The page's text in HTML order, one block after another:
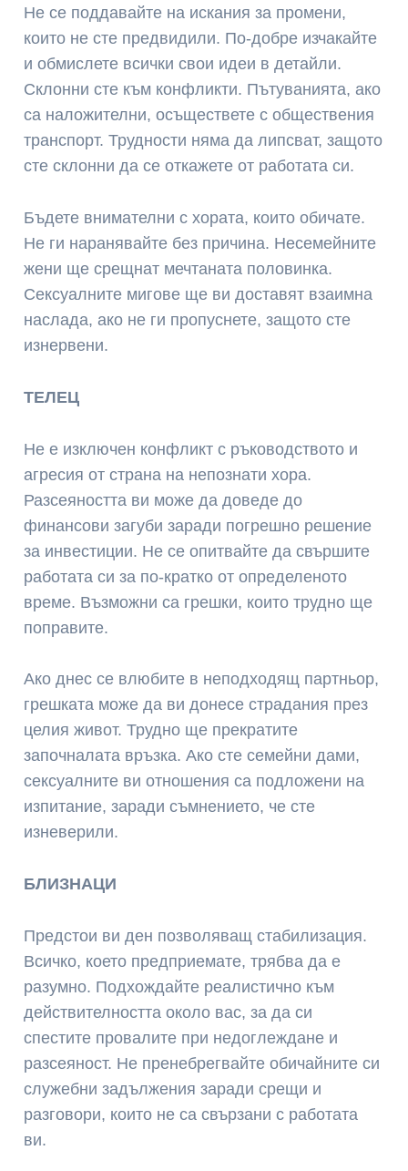
Не се поддавайте на искания за промени,
които не сте предвидили. По-добре изчакайте
и обмислете всички свои идеи в детайли.
Склонни сте към конфликти. Пътуванията, ако
са наложителни, осъществете с обществения
транспорт. Трудности няма да липсват, защото
сте склонни да се откажете от работата си.
Бъдете внимателни с хората, които обичате.
Не ги наранявайте без причина. Несемейните
жени ще срещнат мечтаната половинка.
Сексуалните мигове ще ви доставят взаимна
наслада, ако не ги пропуснете, защото сте
изнервени.
ТЕЛЕЦ
Не е изключен конфликт с ръководството и
агресия от страна на непознати хора.
Разсеяността ви може да доведе до
финансови загуби заради погрешно решение
за инвестиции. Не се опитвайте да свършите
работата си за по-кратко от определеното
време. Възможни са грешки, които трудно ще
поправите.
Ако днес се влюбите в неподходящ партньор,
грешката може да ви донесе страдания през
целия живот. Трудно ще прекратите
започналата връзка. Ако сте семейни дами,
сексуалните ви отношения са подложени на
изпитание, заради съмнението, че сте
изневерили.
БЛИЗНАЦИ
Предстои ви ден позволяващ стабилизация.
Всичко, което предприемате, трябва да е
разумно. Подхождайте реалистично към
действителността около вас, за да си
спестите провалите при недоглеждане и
разсеяност. Не пренебрегвайте обичайните си
служебни задължения заради срещи и
разговори, които не са свързани с работата
ви.